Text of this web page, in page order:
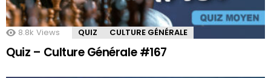
8.8k Views QUIZ CULTURE GÉNÉRALE
Quiz – Culture Générale #167